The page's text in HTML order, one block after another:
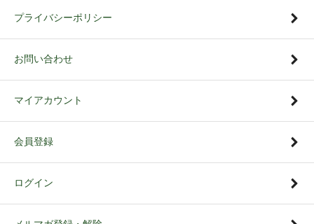
プライバシーポリシー
お問い合わせ
マイアカウント
会員登録
ログイン